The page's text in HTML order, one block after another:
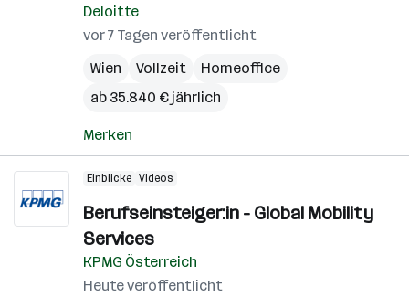
Deloitte
vor 7 Tagen veröffentlicht
Wien
Vollzeit
Homeoffice
ab 35.840 € jährlich
Merken
Einblicke Videos
Berufseinsteiger:in - Global Mobility
Services
KPMG Österreich
Heute veröffentlicht